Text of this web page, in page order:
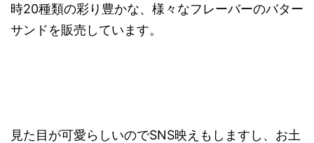
時20種類の彩り豊かな、様々なフレーバーのバター
サンドを販売しています。
見た目が可愛らしいのでSNS映えもしますし、お土